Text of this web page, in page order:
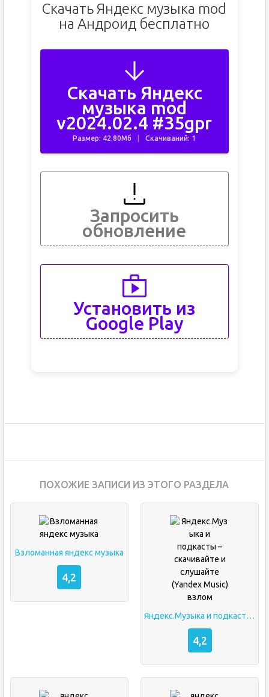
Скачать Яндекс музыка mod
на Андроид бесплатно
Скачать Яндекс
музыка mod
v2024.02.4 #35gpr
Размер: 42.80Мб Скачиваний: 1
Запросить
обновление
Установить из
Google Play
ПОХОЖИЕ ЗАПИСИ ИЗ ЭТОГО РАЗДЕЛА
Взломанная яндекс музыка
4,2
Яндекс.Музыка и подкасты – скачивайте и слушайте (Yandex Music) взлом
4,2